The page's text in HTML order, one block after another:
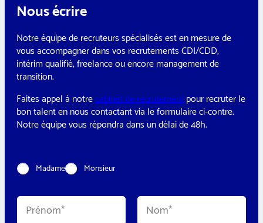
Nous écrire
Notre équipe de recruteurs spécialisés est en mesure de
vous accompagner dans vos recrutements CDI/CDD,
intérim qualifié, freelance ou encore management de
transition.
Faites appel à notrecabinet de recrutementpour recruter le
bon talent en nous contactant via le formulaire ci-contre.
Notre équipe vous répondra dans un délai de 48h.
C
i
Madame Monsieur
N
m